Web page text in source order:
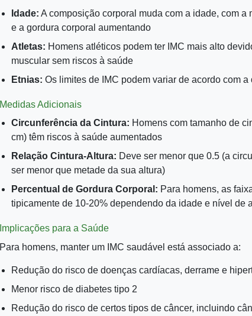
Idade: A composição corporal muda com a idade, com a
e a gordura corporal aumentando
Atletas: Homens atléticos podem ter IMC mais alto
muscular sem riscos à saúde
Etnias: Os limites de IMC podem variar de acordo com a
Medidas Adicionais
Circunferência da Cintura: Homens com tamanho de
cm) têm riscos à saúde aumentados
Relação Cintura-Altura: Deve ser menor que 0.5 (a
ser menor que metade da sua altura)
Percentual de Gordura Corporal: Para homens, as
tipicamente de 10-20% dependendo da idade e nível de
Implicações para a Saúde
Para homens, manter um IMC saudável está associado a:
Redução do risco de doenças cardíacas, derrame e
Menor risco de diabetes tipo 2
Redução do risco de certos tipos de câncer, incluindo